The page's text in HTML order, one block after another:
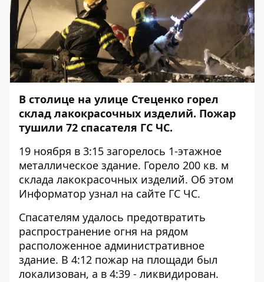
В столице на улице Стеценко горел
склад лакокрасочных изделий. Пожар
тушили 72 спасателя ГС ЧС.
19 ноября в 3:15 загорелось 1-этажное
металлическое здание. Горело 200 кв. м
склада лакокрасочных изделий. Об этом
Информатор узнал на сайте ГС ЧС.
Спасателям удалось предотвратить
распространение огня на рядом
расположенное административное
здание. В 4:12 пожар на площади был
локализован, а в 4:39 - ликвидирован.